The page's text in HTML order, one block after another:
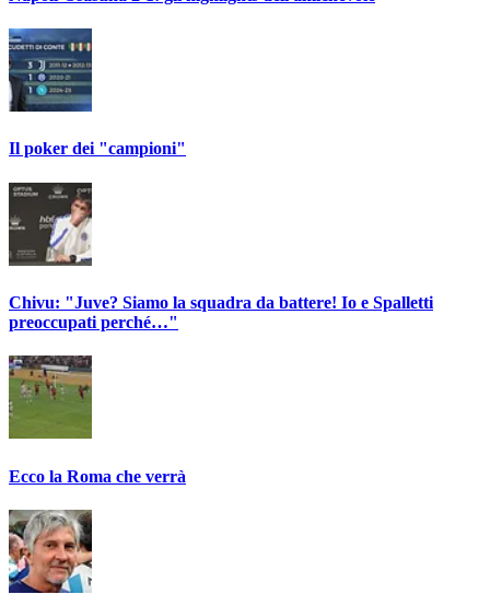
Il poker dei "campioni"
Chivu: "Juve? Siamo la squadra da battere! Io e Spalletti
preoccupati perché…"
Ecco la Roma che verrà